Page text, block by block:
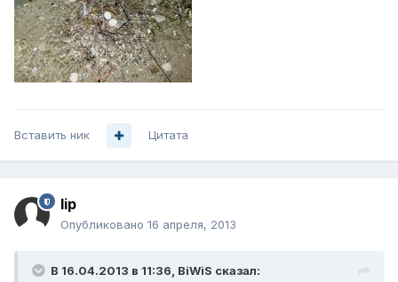
Вставить ник Цитата
lip
Опубликовано 16 апреля, 2013
В 16.04.2013 в 11:36, BiWiS сказал: